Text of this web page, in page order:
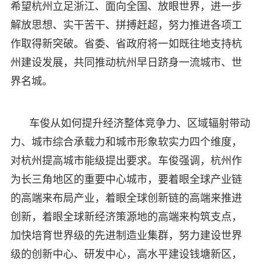
希望杭州立足浙江、面向全国、放眼世界，进一步
解放思想、实干苦干、拼搏赶超，努力推进各项工
作取得新突破。省委、省政府将一如既往地支持杭
州建设发展，共同推动杭州早日跻身一流城市、世
界名城。
车俊从如何提升经济整体竞争力、区域辐射带动
力、城市综合承载力和城市形象软实力四个维度，
对杭州提高城市能级提出要求。车俊强调，杭州作
为长三角地区的重要中心城市，要着眼全球产业链
的高端来布局产业，着眼全球创新链的高端来推进
创新，着眼全球新经济策源地的高端来构筑支点，
加快培育世界级的先进制造业集群，努力建设世界
级的创新中心、研发中心，高水平建设钱塘新区，